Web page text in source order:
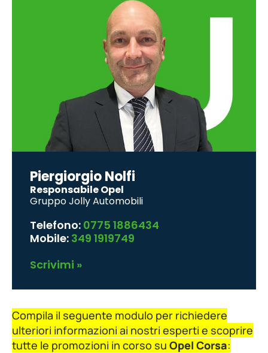
Piergiorgio Nolfi
Responsabile Opel
Gruppo Jolly Automobili
Telefono: 0775 1886434
Mobile: 349 1919749
Scrivimi »
Compila il seguente modulo per richiedere
ulteriori informazioni ai nostri esperti e scoprire
tutte le promozioni in corso su Opel Corsa: